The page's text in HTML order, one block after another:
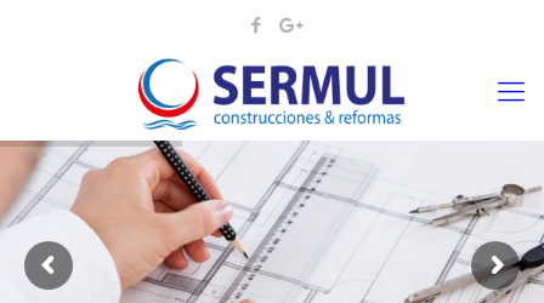
¡¡DAMOS VIDA A SUS